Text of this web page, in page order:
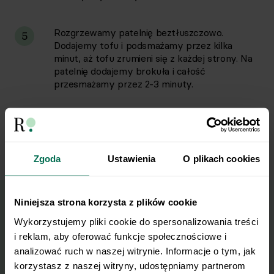
Zgoda Ustawienia O plikach cookies
Niniejsza strona korzysta z plików cookie
Wykorzystujemy pliki cookie do spersonalizowania treści
i reklam, aby oferować funkcje społecznościowe i
analizować ruch w naszej witrynie. Informacje o tym, jak
korzystasz z naszej witryny, udostępniamy partnerom
5
Rozgrzewamy patelnię beztłuszczowo.
Dodajemy tofu i podsmażamy przez kilka
minut, aż tofu zrumieni się z każdej strony. Na
patelnię dodajemy brokuła i całość
przesmażamy przez 2-3 minuty.
6
W talerzu układamy komosę oraz tofu z
brokułem. Danie posypujemy sezamem.
Wyślij przepis na e-mail
Nasze najlepsze przepisy, prosto na Twoja